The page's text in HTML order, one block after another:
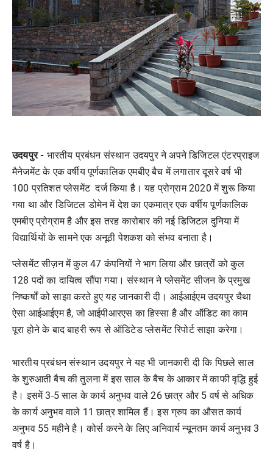
उदयपुर - भारतीय प्रबंधन संस्थान उदयपुर ने अपने डिजिटल एंटरप्राइज
मैनेजमेंट के एक वर्षीय पूर्णकालिक एमबीए बैच में लगातार दूसरे वर्ष भी
100 प्रतिशत प्लेसमेंट दर्ज किया है। यह प्रोग्राम 2020 में शुरू किया
गया था और डिजिटल डोमेन में देश का एकमात्र एक वर्षीय पूर्णकालिक
एमबीए प्रोग्राम है और इस तरह कारोबार की नई डिजिटल दुनिया में
विद्यार्थियों के सामने एक अनूठी पेशकश को संभव बनाता है।
प्लेसमेंट सीज़न में कुल 47 कंपनियों ने भाग लिया और छात्रों को कुल
128 पदों का दायित्व सौंपा गया। संस्थान ने प्लेसमेंट सीजन के प्रमुख
निष्कर्षों को साझा करते हुए यह जानकारी दी। आईआईएम उदयपुर चैथा
ऐसा आईआईएम है, जो आईपीआरएस का हिस्सा है और ऑडिट का काम
पूरा होने के बाद बाहरी रूप से ऑडिटेड प्लेसमेंट रिपोर्ट साझा करेगा।
भारतीय प्रबंधन संस्थान उदयपुर ने यह भी जानकारी दी कि पिछले साल
के शुरुआती बैच की तुलना में इस साल के बैच के आकार में काफी वृद्धि हुई
है। इसमें 3-5 साल के कार्य अनुभव वाले 26 छात्र और 5 वर्ष से अधिक
के कार्य अनुभव वाले 11 छात्र शामिल हैं। इस ग्रुप का औसत कार्य
अनुभव 55 महीने है। कोर्स करने के लिए अनिवार्य न्यूनतम कार्य अनुभव 3
वर्ष है।